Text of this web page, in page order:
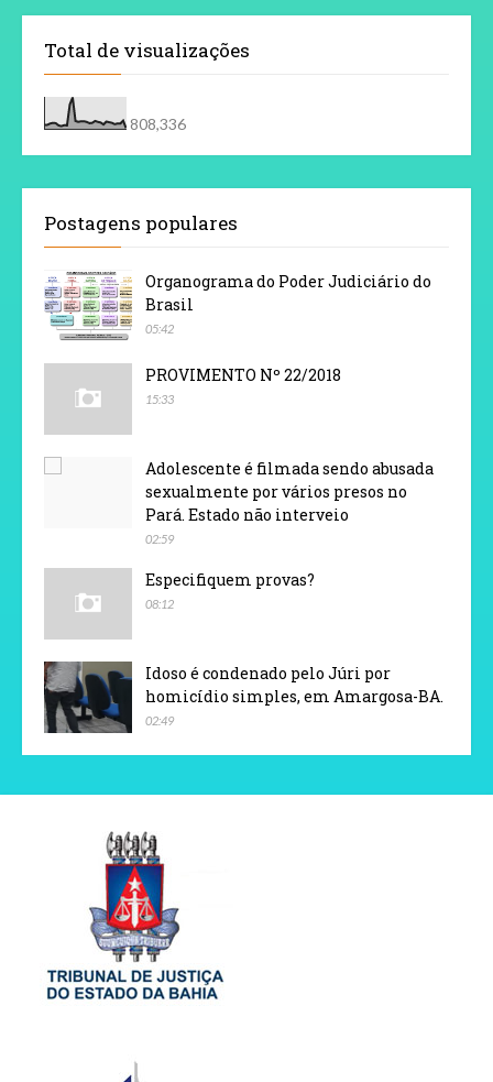
Total de visualizações
808,336
Postagens populares
Organograma do Poder Judiciário do
Brasil
05:42
PROVIMENTO Nº 22/2018
15:33
Adolescente é filmada sendo abusada
sexualmente por vários presos no
Pará. Estado não interveio
02:59
Especifiquem provas?
08:12
Idoso é condenado pelo Júri por
homicídio simples, em Amargosa-BA.
02:49